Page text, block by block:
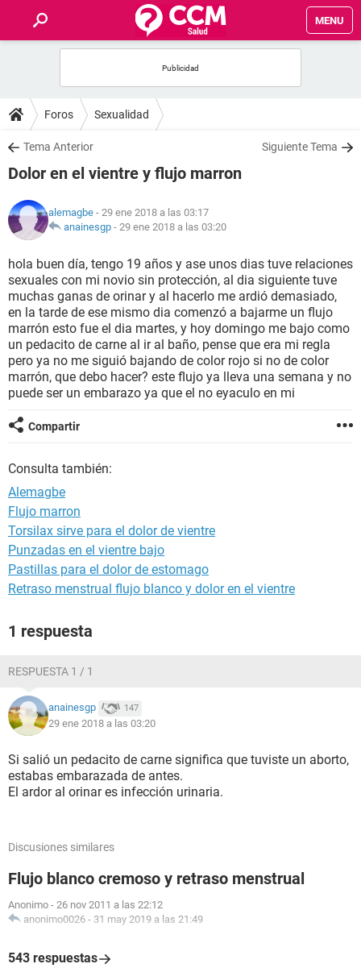
MENU
FOROS
SALUD
NUTRICIÓN
BIENESTAR
SEXUALIDAD
GLOSARIO
Foros Sexualidad
Tema Anterior Siguiente Tema
Dolor en el vientre y flujo marron
alemagbe - 29 ene 2018 a las 03:17
anainesgp - 29 ene 2018 a las 03:20
hola buen día, tengo 19 años y ase unos dias tuve relaciones
sexuales con mi novio sin protección, al dia siguiente tuve
muchas ganas de orinar y al hacerlo me ardió demasiado,
en la tarde de ese mismo dia comenzó a bajarme un flujo
marrón esto fue el dia martes, y hoy domingo me bajo como
un pedacito de carne al ir al baño, pense que era mi regla
pero ya no me siguió bajando de color rojo si no de color
marrón, que debo hacer? este flujo ya lleva una semana y no
puede ser un embarazo ya que el no eyaculo en mi
Compartir
Consulta también:
Alemagbe
Flujo marron
Torsilax sirve para el dolor de vientre
Punzadas en el vientre bajo
Pastillas para el dolor de estomago
Retraso menstrual flujo blanco y dolor en el vientre
1 respuesta
RESPUESTA 1 / 1
anainesgp 147
29 ene 2018 a las 03:20
Si salió un pedacito de carne significa que tuviste un aborto,
estabas embarazada de antes.
El ardor al orinar es infección urinaria.
Discusiones similares
Flujo blanco cremoso y retraso menstrual
Anonimo - 26 nov 2011 a las 22:12
anonimo0026 - 31 may 2019 a las 21:49
543 respuestas